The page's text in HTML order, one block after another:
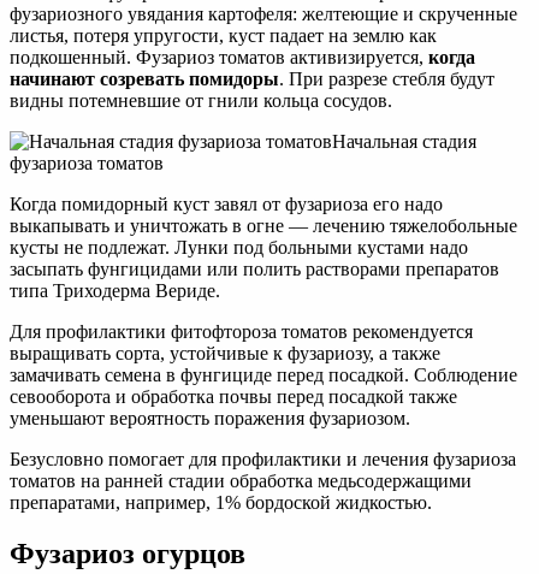
фузариозного увядания картофеля: желтеющие и скрученные
листья, потеря упругости, куст падает на землю как
подкошенный. Фузариоз томатов активизируется, когда
начинают созревать помидоры. При разрезе стебля будут
видны потемневшие от гнили кольца сосудов.
Начальная стадия
фузариоза томатов
Когда помидорный куст завял от фузариоза его надо
выкапывать и уничтожать в огне — лечению тяжелобольные
кусты не подлежат. Лунки под больными кустами надо
засыпать фунгицидами или полить растворами препаратов
типа Триходерма Вериде.
Для профилактики фитофтороза томатов рекомендуется
выращивать сорта, устойчивые к фузариозу, а также
замачивать семена в фунгициде перед посадкой. Соблюдение
севооборота и обработка почвы перед посадкой также
уменьшают вероятность поражения фузариозом.
Безусловно помогает для профилактики и лечения фузариоза
томатов на ранней стадии обработка медьсодержащими
препаратами, например, 1% бордоской жидкостью.
Фузариоз огурцов